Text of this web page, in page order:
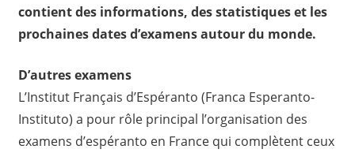
contient des informations, des statistiques et les
prochaines dates d’examens autour du monde.
D’autres examens
L’Institut Français d’Espéranto (Franca Esperanto-
Instituto) a pour rôle principal l’organisation des
examens d’espéranto en France qui complètent ceux